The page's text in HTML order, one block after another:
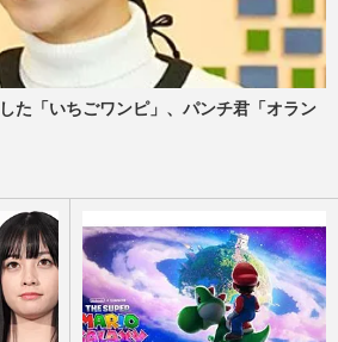
た「いちごワンピ」、パンチ君「オラン